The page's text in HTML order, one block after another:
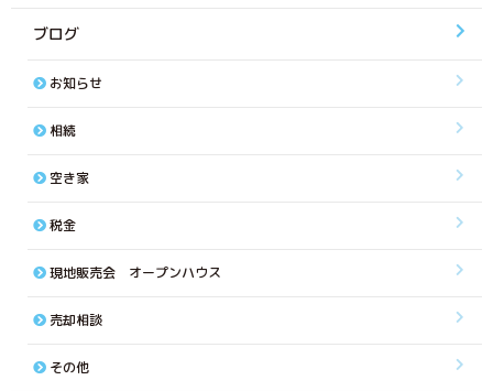
ブログ
お知らせ
相続
空き家
税金
現地販売会 オープンハウス
売却相談
その他